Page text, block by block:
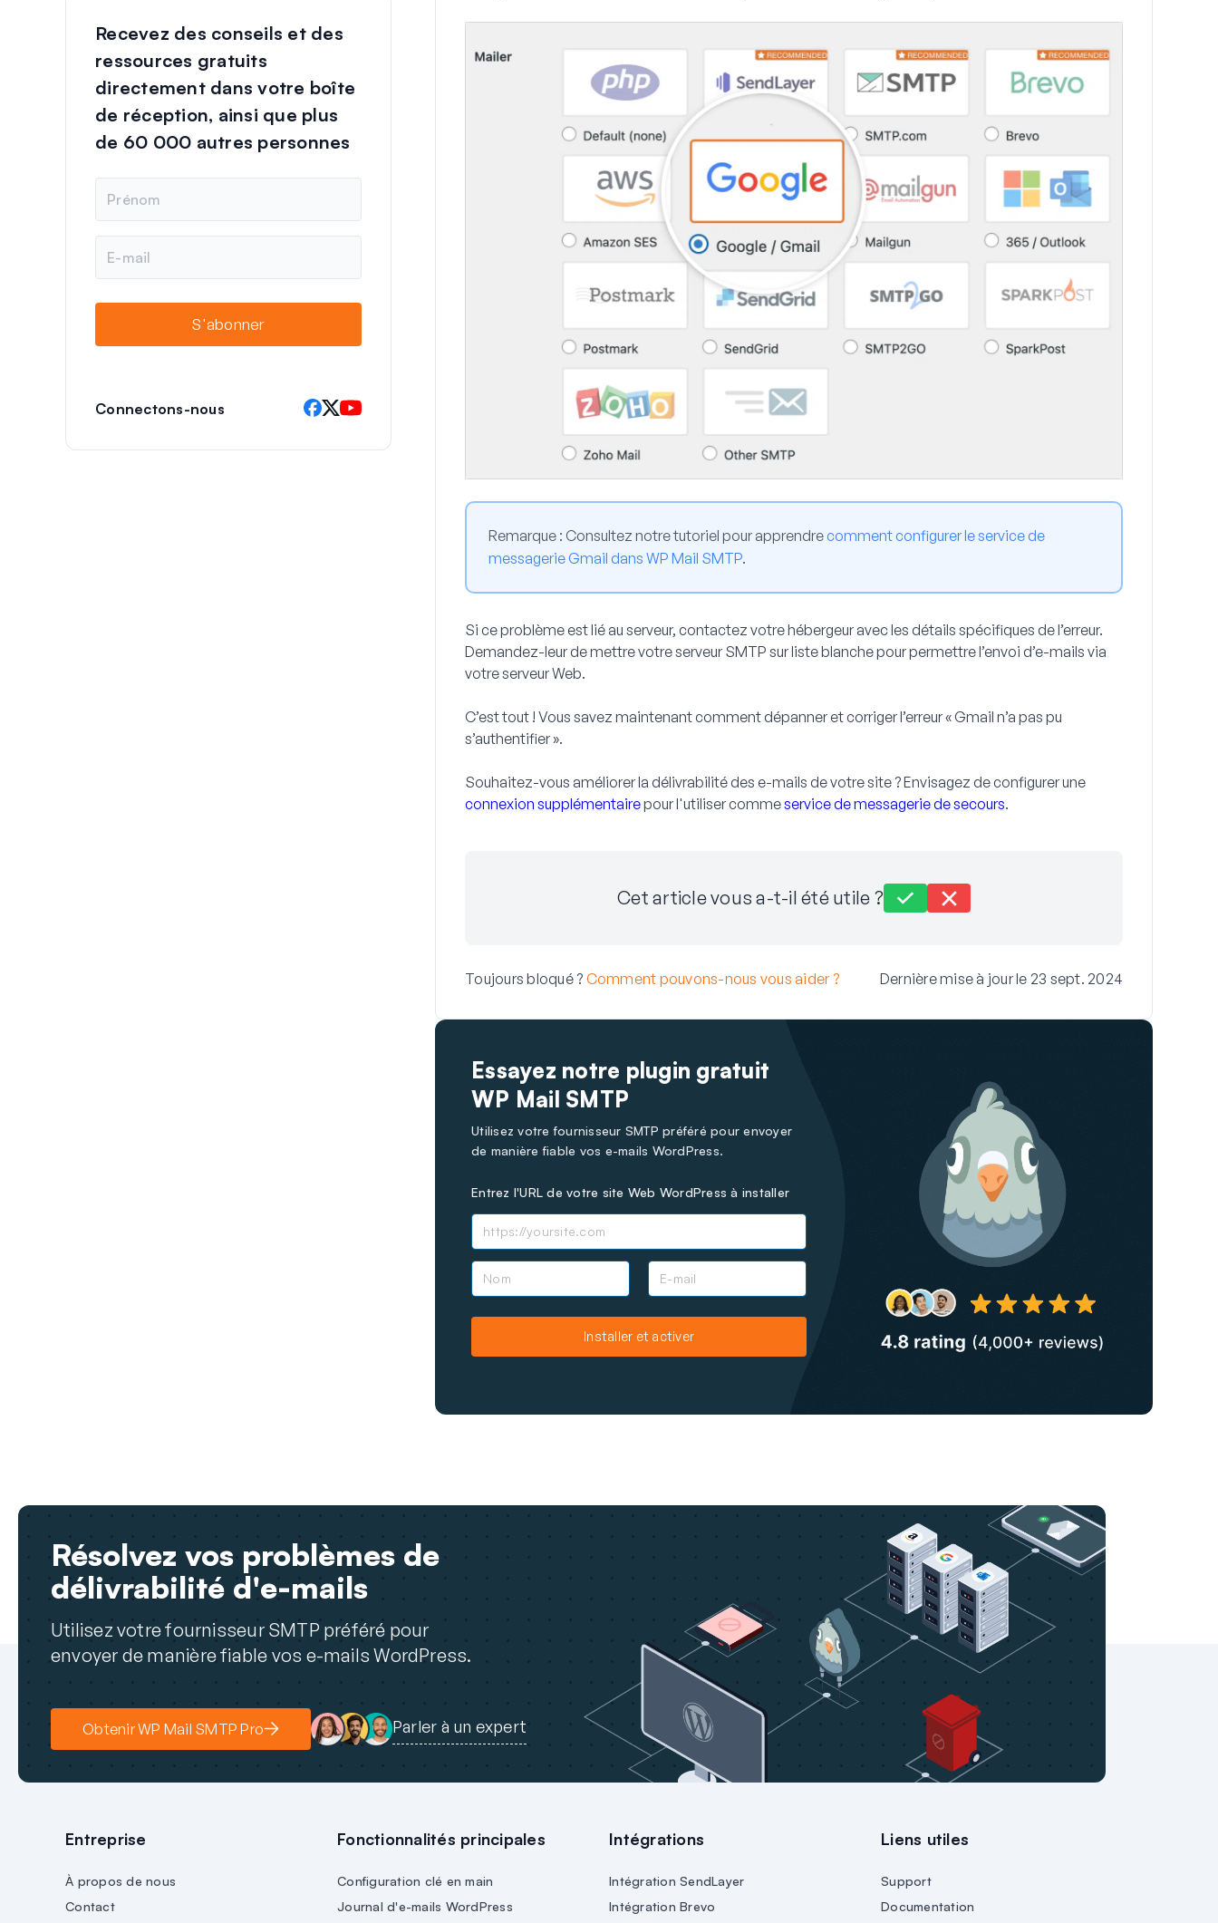
Remarque : Consultez notre tutoriel pour apprendrecomment configurer le service de
messagerie Gmail dans WP Mail SMTP.
Si ce problème est lié au serveur, contactez votre hébergeur avec les détails spécifiques de l’erreur.
Demandez-leur de mettre votre serveur SMTP sur liste blanche pour permettre l’envoi d’e-mails via
votre serveur Web.
C’est tout ! Vous savez maintenant comment dépanner et corriger l’erreur « Gmail n’a pas pu
s’authentifier ».
Souhaitez-vous améliorer la délivrabilité des e-mails de votre site ? Envisagez de configurer une
connexion supplémentairepour l'utiliser commeservice de messagerie de secours.
Cet article vous a-t-il été utile ?
Toujours bloqué ? Comment pouvons-nous vous aider ? Dernière mise à jour le 23 sept. 2024
Essayez notre plugin gratuit
WP Mail SMTP
Utilisez votre fournisseur SMTP préféré pour envoyer
de manière fiable vos e-mails WordPress.
Entrez l'URL de votre site Web WordPress à installer
o
-
Installer et activer
Recevez des conseils et des
ressources gratuits
directement dans votre boîte
de réception, ainsi que plus
de 60 000 autres personnes
m
m
S'abonner
Connectons-nous
Résolvez vos problèmes de
délivrabilité d'e-mails
Utilisez votre fournisseur SMTP préféré pour
envoyer de manière fiable vos e-mails WordPress.
Obtenir WP Mail SMTP Pro Parler à un expert
Entreprise
À propos de nous
Contact
Fonctionnalités principales
Configuration clé en main
Journal d'e-mails WordPress
Intégrations
Intégration SendLayer
Intégration Brevo
Liens utiles
Support
Documentation